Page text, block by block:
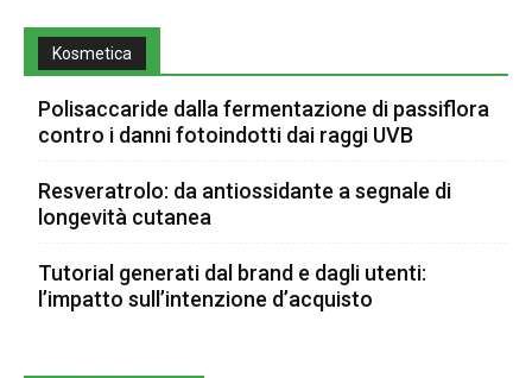
Kosmetica
Polisaccaride dalla fermentazione di passiflora
contro i danni fotoindotti dai raggi UVB
Resveratrolo: da antiossidante a segnale di
longevità cutanea
Tutorial generati dal brand e dagli utenti:
l’impatto sull’intenzione d’acquisto